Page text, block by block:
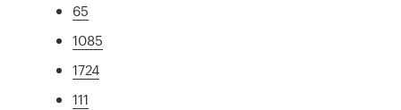
65
1085
1724
111